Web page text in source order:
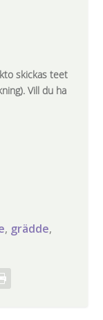
skickas teet
Vill du ha
, grädde,